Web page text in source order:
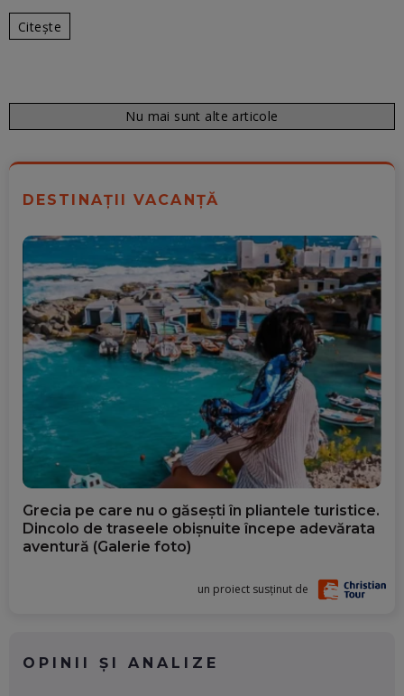
Citește
Nu mai sunt alte articole
DESTINAȚII VACANȚĂ
Grecia pe care nu o găsești în pliantele turistice.
Dincolo de traseele obișnuite începe adevărata
aventură (Galerie foto)
un proiect susținut de
OPINII ȘI ANALIZE